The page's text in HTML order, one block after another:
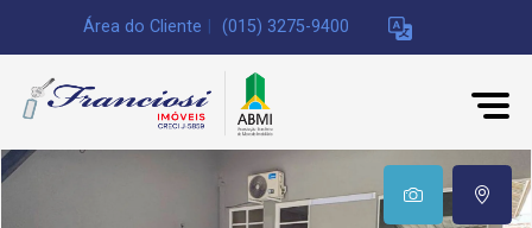
Área do Cliente (015) 3275-9400